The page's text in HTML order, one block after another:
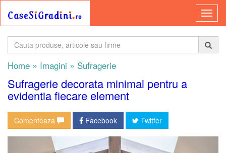
Home » Imagini » Sufragerie
Sufragerie decorata minimal pentru a
evidentia fiecare element
Comenteaza Facebook Twitter